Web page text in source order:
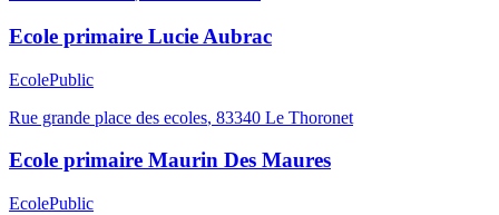
Ecole primaire Lucie Aubrac
EcolePublic
Rue grande place des ecoles, 83340 Le Thoronet
Ecole primaire Maurin Des Maures
EcolePublic